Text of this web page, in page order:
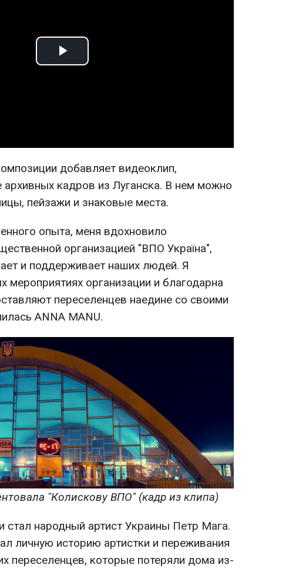
Play
добавляет видеоклип,
архивных кадров из Луганска. В нем можно
пейзажи и знаковые места.
опыта, меня вдохновило
организацией "ВПО Україна",
и поддерживает наших людей. Я
мероприятиях организации и благодарна
переселенцев наедине со своими
ANNA MANU.
"Колискову ВПО" (кадр из клипа)
стал народный артист Украины Петр Мага.
личную историю артистки и переживания
переселенцев, которые потеряли дома из-